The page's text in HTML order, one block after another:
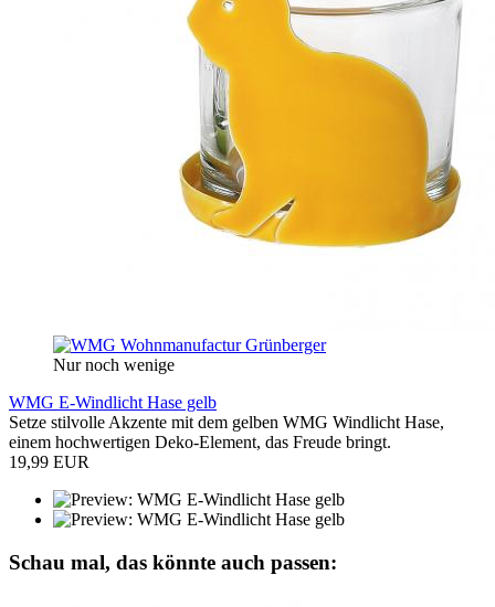
Nur noch wenige
WMG E-Windlicht Hase gelb
Setze stilvolle Akzente mit dem gelben WMG Windlicht Hase,
einem hochwertigen Deko-Element, das Freude bringt.
19,99 EUR
Schau mal, das könnte auch passen: